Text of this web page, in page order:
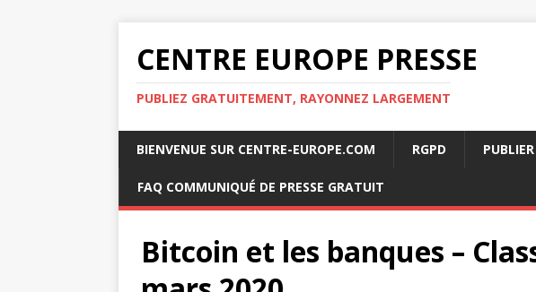
CENTRE EUROPE PRESSE
PUBLIEZ GRATUITEMENT, RAYONNEZ LARGEMENT
BIENVENUE SUR CENTRE-EUROPE.COM RGPD
FAQ COMMUNIQUÉ DE PRESSE GRATUIT
Bitcoin et les banques –